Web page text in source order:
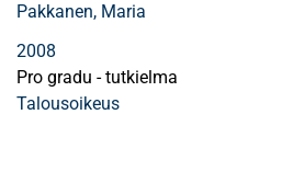
Pakkanen, Maria
2008
Pro gradu - tutkielma
Talousoikeus